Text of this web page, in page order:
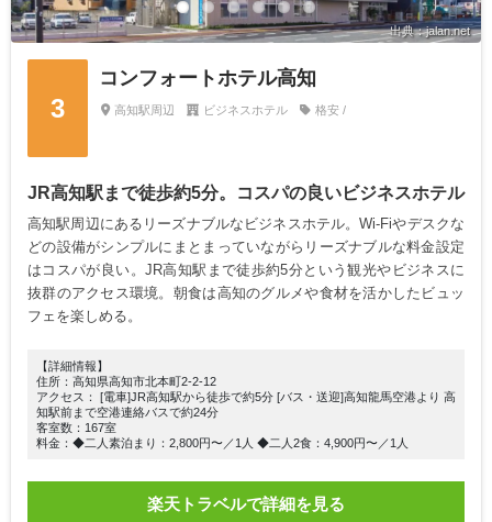
出典：jalan.net
3
コンフォートホテル高知
高知駅周辺 ビジネスホテル 格安 /
JR高知駅まで徒歩約5分。コスパの良いビジネスホテル
高知駅周辺にあるリーズナブルなビジネスホテル。Wi-Fiやデスクな
どの設備がシンプルにまとまっていながらリーズナブルな料金設定
はコスパが良い。JR高知駅まで徒歩約5分という観光やビジネスに
抜群のアクセス環境。朝食は高知のグルメや食材を活かしたビュッ
フェを楽しめる。
【詳細情報】
住所：高知県高知市北本町2-2-12
アクセス： [電車]JR高知駅から徒歩で約5分 [バス・送迎]高知龍馬空港より 高
知駅前まで空港連絡バスで約24分
客室数：167室
料金：◆二人素泊まり：2,800円〜／1人 ◆二人2食：4,900円〜／1人
楽天トラベルで詳細を見る